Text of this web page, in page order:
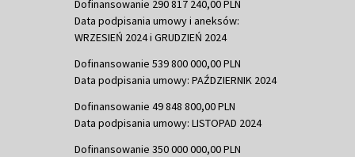
Dofinansowanie 290 817 240,00 PLN
Data podpisania umowy i aneksów:
WRZESIEŃ 2024 i GRUDZIEŃ 2024
Dofinansowanie 539 800 000,00 PLN
Data podpisania umowy: PAŹDZIERNIK 2024
Dofinansowanie 49 848 800,00 PLN
Data podpisania umowy: LISTOPAD 2024
Dofinansowanie 350 000 000,00 PLN